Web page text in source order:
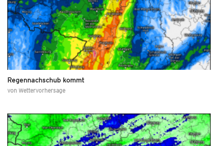
Regennachschub kommt
von Wettervorhersage